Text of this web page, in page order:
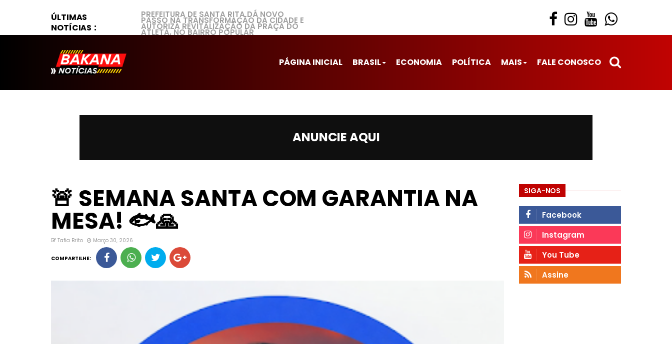
ÚLTIMAS
NOTÍCIAS
PREFEITURA DE SANTA RITA DÁ NOVO
PASSO NA TRANSFORMAÇÃO DA CIDADE E
AUTORIZA REVITALIZAÇÃO DA PRAÇA DO
ATLETA, NO BAIRRO POPULAR
PÁGINA INICIAL BRASIL ECONOMIA POLÍTICA MAIS FALE CONOSCO
ANUNCIE AQUI
🚨 SEMANA SANTA COM GARANTIA NA
MESA! 🐟🙏
Tafia Brito Março 30, 2026
COMPARTILHE:
SIGA-NOS
Facebook
Instagram
You Tube
Assine